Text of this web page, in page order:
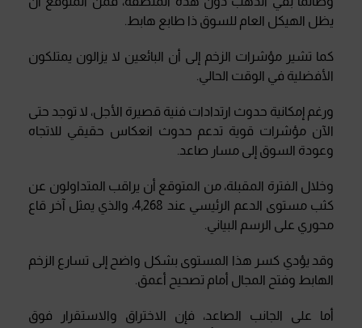
يظل الهيكل العام للسوق ذا طابع هابط
كما تشير مؤشرات الزخم إلى أن البائعين لا يزالون يمتلكون
الأفضلية في الوقت الحالي
ورغم إمكانية حدوث ارتدادات فنية قصيرة الأجل، لا توجد حتى
الآن مؤشرات قوية تدعم حدوث انعكاس حقيقي للاتجاه
وعودة السوق إلى مسار صاعد
وخلال الفترة المقبلة، من المتوقع أن يراقب المتداولون عن
كثب مستوى الدعم الرئيسي عند 4,268، والذي يمثل آخر قاع
محوري على الرسم البياني
وقد يؤدي كسر هذا المستوى بشكل واضح إلى تسارع الزخم
الهابط وفتح المجال أمام تصحيح أعمق
أما على الجانب الصاعد، فإن الاختراق والاستقرار فوق